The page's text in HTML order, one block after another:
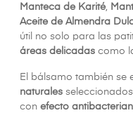
Manteca de Karité,
Aceite de Almendra
útil no solo para las
áreas delicadas como
El bálsamo también se
naturales
con efecto